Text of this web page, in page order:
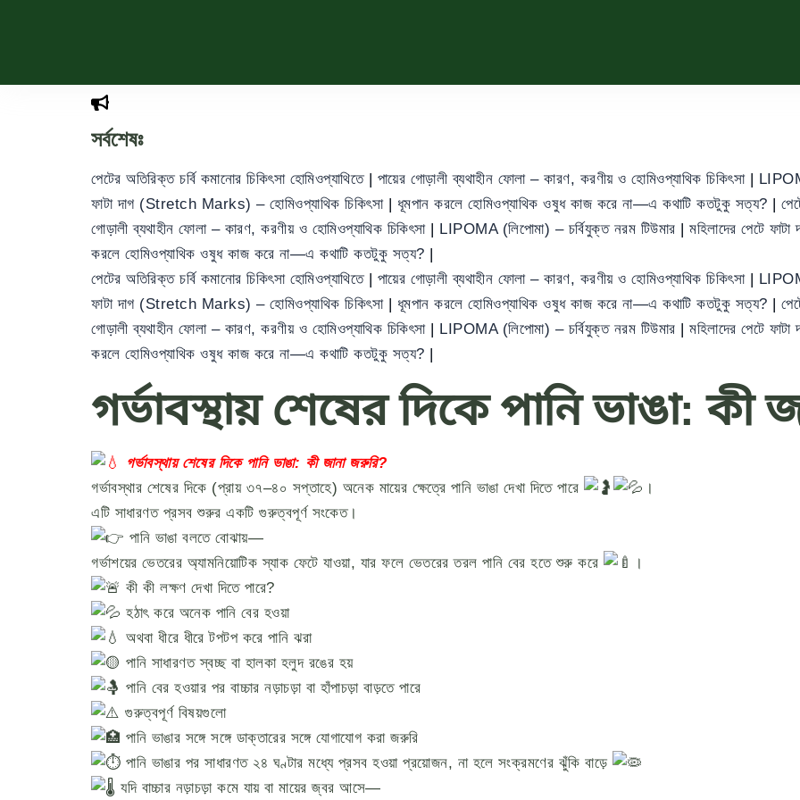
সর্বশেষঃ
পেটের অতিরিক্ত চর্বি কমানোর চিকিৎসা হোমিওপ্যাথিতে | পায়ের গোড়ালী ব্যথাহীন ফোলা – কারণ, করণীয় ও হোমিওপ্যাথিক চিকিৎসা |
ফাটা দাগ (Stretch Marks) – হোমিওপ্যাথিক চিকিৎসা | ধূমপান করলে হোমিওপ্যাথিক ওষুধ কাজ করে না—এ কথাটি কতটুকু সত্য? |
গোড়ালী ব্যথাহীন ফোলা – কারণ, করণীয় ও হোমিওপ্যাথিক চিকিৎসা | LIPOMA (লিপোমা) – চর্বিযুক্ত নরম টিউমার | মহিলাদের পেটে
করলে হোমিওপ্যাথিক ওষুধ কাজ করে না—এ কথাটি কতটুকু সত্য? |
পেটের অতিরিক্ত চর্বি কমানোর চিকিৎসা হোমিওপ্যাথিতে | পায়ের গোড়ালী ব্যথাহীন ফোলা – কারণ, করণীয় ও হোমিওপ্যাথিক চিকিৎসা |
ফাটা দাগ (Stretch Marks) – হোমিওপ্যাথিক চিকিৎসা | ধূমপান করলে হোমিওপ্যাথিক ওষুধ কাজ করে না—এ কথাটি কতটুকু সত্য? |
গোড়ালী ব্যথাহীন ফোলা – কারণ, করণীয় ও হোমিওপ্যাথিক চিকিৎসা | LIPOMA (লিপোমা) – চর্বিযুক্ত নরম টিউমার | মহিলাদের পেটে
করলে হোমিওপ্যাথিক ওষুধ কাজ করে না—এ কথাটি কতটুকু সত্য? |
গর্ভাবস্থায় শেষের দিকে পানি ভাঙা: কী
গর্ভাবস্থায় শেষের দিকে পানি ভাঙা: কী জানা জরুরি?
গর্ভাবস্থার শেষের দিকে (প্রায় ৩৭–৪০ সপ্তাহে) অনেক মায়ের ক্ষেত্রে পানি ভাঙা দেখা দিতে পারে
।
এটি সাধারণত প্রসব শুরুর একটি গুরুত্বপূর্ণ সংকেত।
পানি ভাঙা বলতে বোঝায়—
গর্ভাশয়ের ভেতরের অ্যামনিয়োটিক স্যাক ফেটে যাওয়া, যার ফলে ভেতরের তরল পানি বের হতে শুরু করে
।
কী কী লক্ষণ দেখা দিতে পারে?
হঠাৎ করে অনেক পানি বের হওয়া
অথবা ধীরে ধীরে টপটপ করে পানি ঝরা
পানি সাধারণত স্বচ্ছ বা হালকা হলুদ রঙের হয়
পানি বের হওয়ার পর বাচ্চার নড়াচড়া বা হাঁপাচড়া বাড়তে পারে
গুরুত্বপূর্ণ বিষয়গুলো
পানি ভাঙার সঙ্গে সঙ্গে ডাক্তারের সঙ্গে যোগাযোগ করা জরুরি
পানি ভাঙার পর সাধারণত ২৪ ঘণ্টার মধ্যে প্রসব হওয়া প্রয়োজন, না হলে সংক্রমণের ঝুঁকি বাড়ে
যদি বাচ্চার নড়াচড়া কমে যায় বা মায়ের জ্বর আসে—